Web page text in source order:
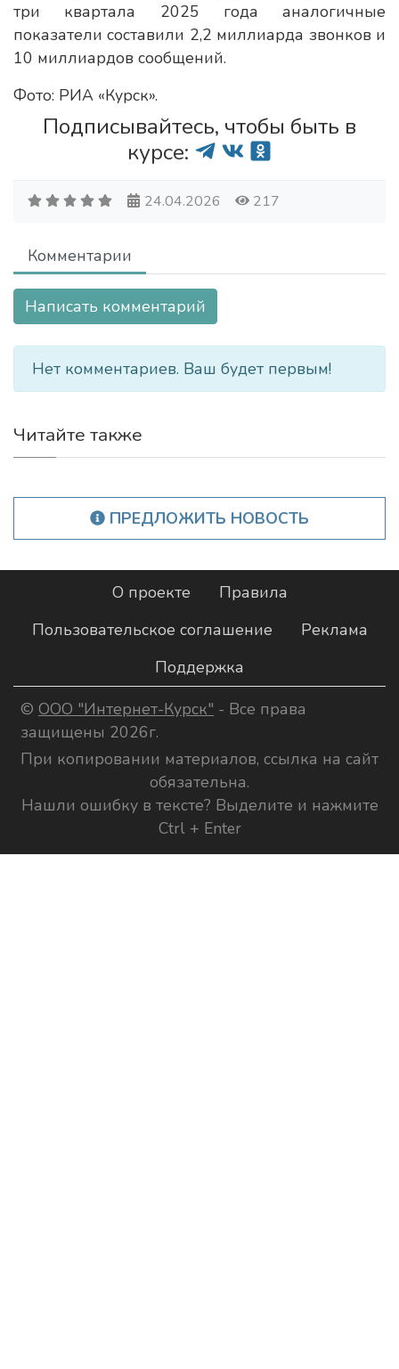
три квартала 2025 года аналогичные
показатели составили 2,2 миллиарда звонков и
10 миллиардов сообщений.
Фото: РИА «Курск».
Подписывайтесь, чтобы быть в
курсе:
24.04.2026 217
Комментарии
Написать комментарий
Нет комментариев. Ваш будет первым!
Читайте также
ПРЕДЛОЖИТЬ НОВОСТЬ
О проекте
Правила
Пользовательское соглашение
Реклама
Поддержка
© ООО "Интернет-Курск" - Все права
защищены 2026г.
При копировании материалов, ссылка на сайт
обязательна.
Нашли ошибку в тексте? Выделите и нажмите
Ctrl + Enter